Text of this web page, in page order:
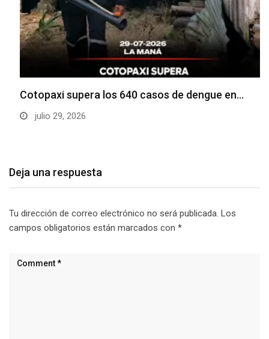
Cotopaxi supera los 640 casos de dengue en…
julio 29, 2026
Deja una respuesta
Tu dirección de correo electrónico no será publicada. Los
campos obligatorios están marcados con *